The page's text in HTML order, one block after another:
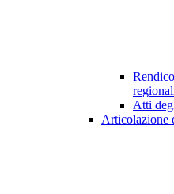
Atti
Articolazione